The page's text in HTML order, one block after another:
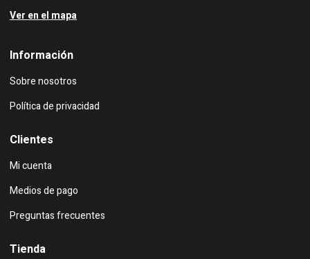
Ver en el mapa
Información
Sobre nosotros
Política de privacidad
Clientes
Mi cuenta
Medios de pago
Preguntas frecuentes
Tienda